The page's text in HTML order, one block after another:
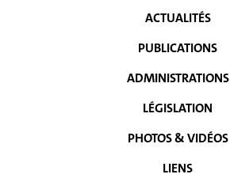
NAVIGATION
ACTUALITÉS
PUBLICATIONS
ADMINISTRATIONS
LÉGISLATION
PHOTOS & VIDÉOS
LIENS